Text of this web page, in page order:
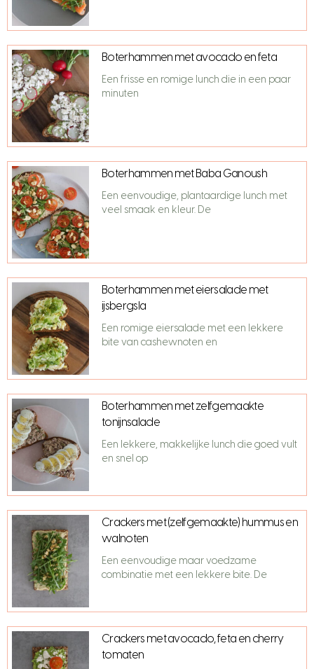
Boterhammen met avocado en feta
Een frisse en romige lunch die in een paar
minuten
Boterhammen met Baba Ganoush
Een eenvoudige, plantaardige lunch met
veel smaak en kleur. De
Boterhammen met eiersalade met
ijsbergsla
Een romige eiersalade met een lekkere
bite van cashewnoten en
Boterhammen met zelfgemaakte
tonijnsalade
Een lekkere, makkelijke lunch die goed vult
en snel op
Crackers met (zelfgemaakte) hummus en
walnoten
Een eenvoudige maar voedzame
combinatie met een lekkere bite. De
Crackers met avocado, feta en cherry
tomaten